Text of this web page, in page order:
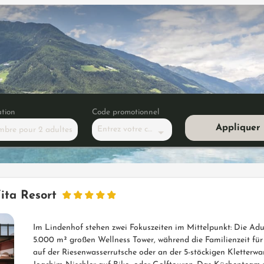
pour 2 adultes
Code promotionnel
Entrez votre code Appliquer
Suite »
Resort
Im Lindenhof stehen zwei Fokuszeiten im Mittelpunkt: Die
5.000 m² großen Wellness Tower, während die Familienzeit
auf der Riesenwasserrutsche oder an der 5-stöckigen